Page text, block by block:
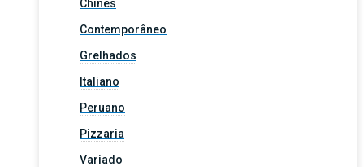
Chinês
Contemporâneo
Grelhados
Italiano
Peruano
Pizzaria
Variado